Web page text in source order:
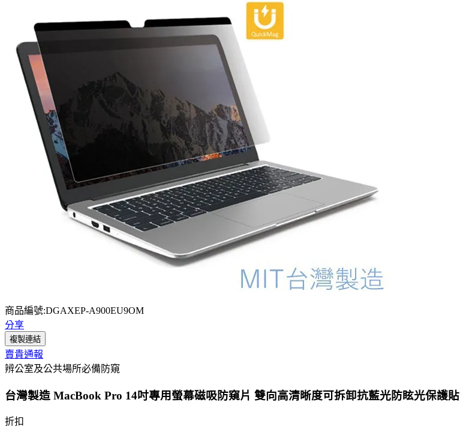
商品編號:DGAXEP-A900EU9OM
分享
複製連結
賣貴通報
辨公室及公共場所必備防窺
台灣製造 MacBook Pro 14吋專用螢幕磁吸防窺片 雙向高清晰度可拆卸抗藍光防眩光保護貼
折扣